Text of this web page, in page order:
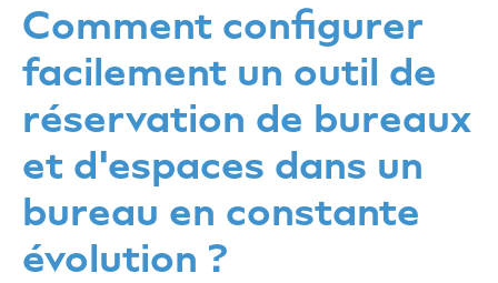
Comment configurer
facilement un outil de
réservation de bureaux
et d'espaces dans un
bureau en constante
évolution ?